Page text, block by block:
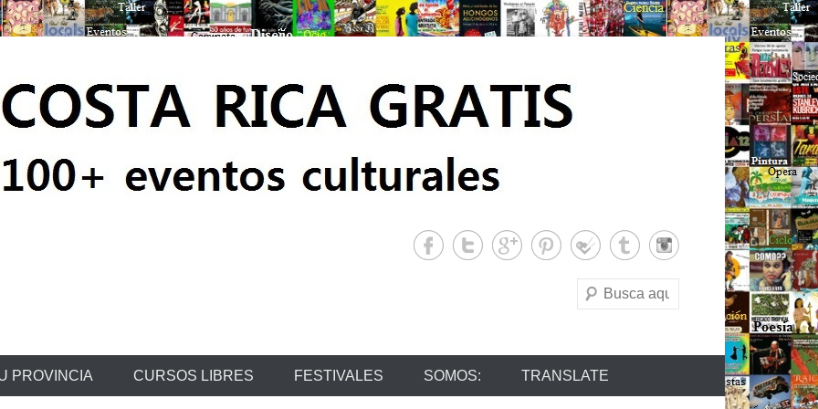
Buscar
PROVINCIA CURSOS LIBRES FESTIVALES SOMOS: TRANSLATE